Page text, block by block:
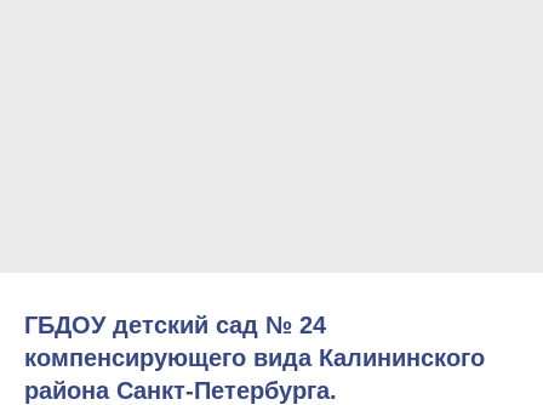
ГБДОУ детский сад № 24
компенсирующего вида Калининского
района Санкт-Петербурга.